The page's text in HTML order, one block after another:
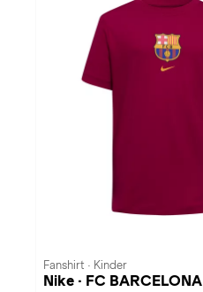
Fanshirt · Kinder
Nike · FC BARCELONA